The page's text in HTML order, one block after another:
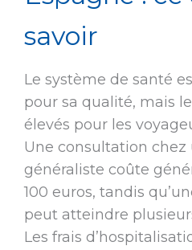
savoir
Le système de santé
pour sa qualité, mais
élevés pour les
Une consultation chez
généraliste coûte
100 euros, tandis
peut atteindre
Les frais